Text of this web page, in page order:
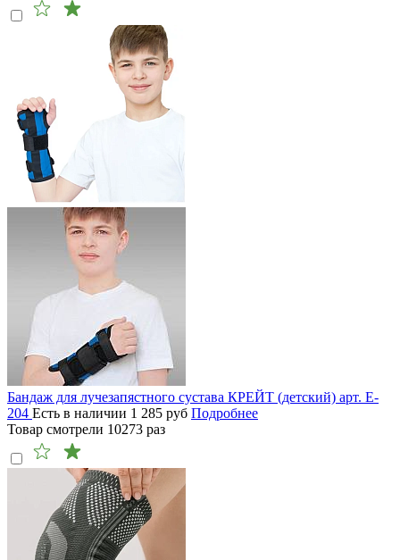
Бандаж для лучезапястного сустава КРЕЙТ (детский) арт. E-
204 Есть в наличии 1 285 руб Подробнее
Товар смотрели 10273 раз